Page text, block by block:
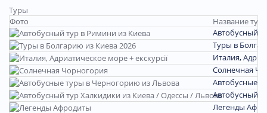
Туры
Фото
Название тура
Автобусный
Туры в
Италия,
Солнечная
Автобусные
Автобусный
Легенды